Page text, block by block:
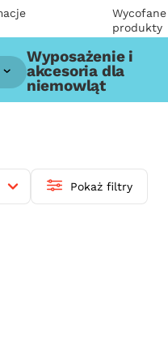
Wycofane
produkty
Wyposażenie i
akcesoria dla
niemowląt
Pokaż filtry